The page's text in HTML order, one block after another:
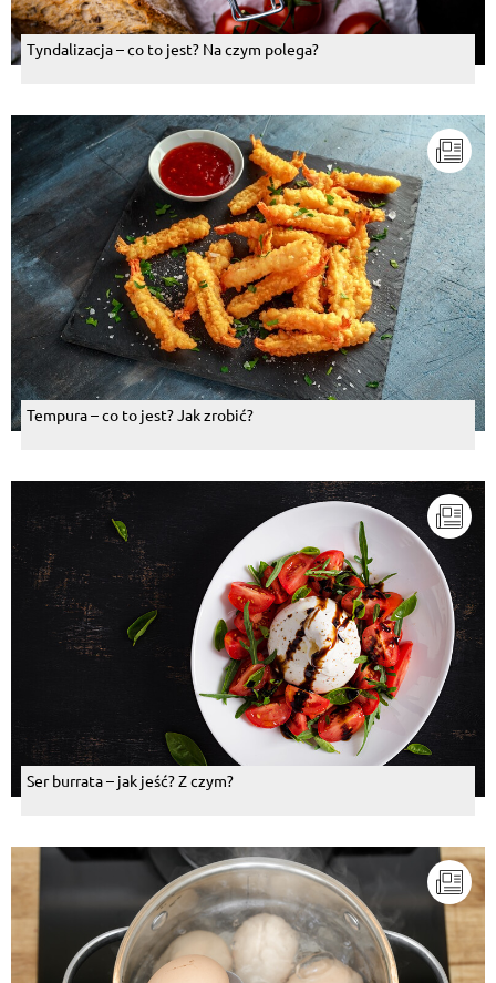
Tyndalizacja – co to jest? Na czym polega?
Tempura – co to jest? Jak zrobić?
Ser burrata – jak jeść? Z czym?